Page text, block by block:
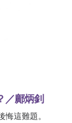
／鄺炳釗
這難題。